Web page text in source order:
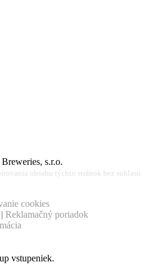
s.r.o.
obsahu týchto stránok bez súhlasu
cookies
| Reklamačný poriadok
vstupeniek.